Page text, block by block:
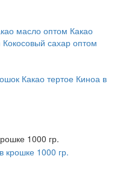
масло оптом Какао
Кокосовый сахар оптом
Какао тертое Киноа в
1000 гр.